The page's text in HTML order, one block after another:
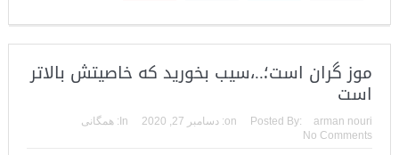
موز گران است؛..،سیب بخورید که خاصیتش بالاتر
است
Posted By: arman nouri
on: دسامبر 27, 2020 In:
همگانی
No Comments